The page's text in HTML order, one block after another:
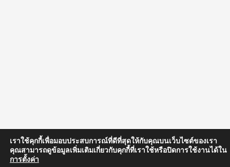
เราใช้คุกกี้เพื่อมอบประสบการณ์ที่ดีที่สุดให้กับคุณบนเว็บไซต์ของเรา
คุณสามารถดูข้อมูลเพิ่มเติมเกี่ยวกับคุกกี้ที่เราใช้หรือปิดการใช้งานได้ใน
การตั้งค่า